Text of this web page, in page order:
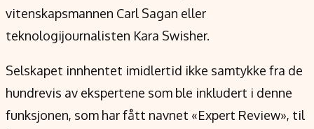
vitenskapsmannen Carl Sagan eller
teknologijournalisten Kara Swisher.
Selskapet innhentet imidlertid ikke samtykke fra de
hundrevis av ekspertene som ble inkludert i denne
funksjonen, som har fått navnet «Expert Review», til